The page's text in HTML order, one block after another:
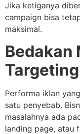
Jika ketiganya
campaign bisa
maksimal.
Bedakan
Performa iklan
satu penyebab.
masalahnya ada
landing page, atau